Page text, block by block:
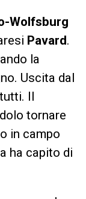
Wolfsburg
Pavard.
la
Uscita dal
Il
tornare
in campo
ha capito di